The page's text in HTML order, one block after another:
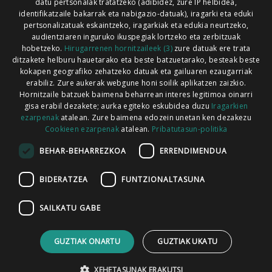
Xorroxin irratia | Lesaka | T. 948638288
Codesyntaxek garatua
PUBLIZITATEA
HARREMANETARAKO
datu pertsonalak tratatzeko (adibidez, zure IP helbidea,
identifikatzaile bakarrak eta nabigazio-datuak), iragarki eta eduki
pertsonalizatuak eskaintzeko, iragarkiak eta edukia neurtzeko,
audientziaren inguruko ikuspegiak lortzeko eta zerbitzuak
hobetzeko. Hirugarrenen hornitzaileek (3)zure datuak ere trata
ditzakete helburu hauetarako eta beste batzuetarako, besteak beste
kokapen geografiko zehatzeko datuak eta gailuaren ezaugarriak
erabiliz. Zure aukerak webgune honi soilik aplikatzen zaizkio.
Hornitzaile batzuek baimena beharrean interes legitimoa oinarri
gisa erabil dezakete; aurka egiteko eskubidea duzu Iragarkien
ezarpenakatalean. Zure baimena edozein unetan ken dezakezu
Cookieen ezarpenak atalean. Pribatutasun-politika
BEHAR-BEHARREZKOA ERRENDIMENDUA
BIDERATZEA FUNTZIONALTASUNA
SAILKATU GABE
GUZTIAK ONARTU GUZTIAK UKATU
XEHETASUNAK ERAKUTSI